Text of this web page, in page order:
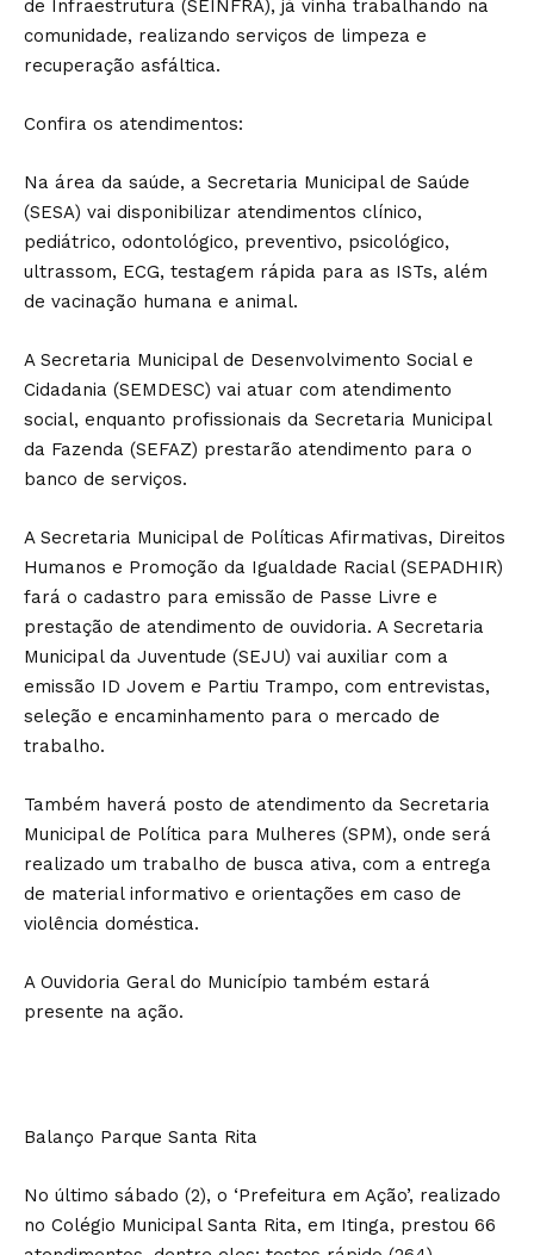
de Infraestrutura (SEINFRA), já vinha trabalhando na
comunidade, realizando serviços de limpeza e
recuperação asfáltica.
Confira os atendimentos:
Na área da saúde, a Secretaria Municipal de Saúde
(SESA) vai disponibilizar atendimentos clínico,
pediátrico, odontológico, preventivo, psicológico,
ultrassom, ECG, testagem rápida para as ISTs, além
de vacinação humana e animal.
A Secretaria Municipal de Desenvolvimento Social e
Cidadania (SEMDESC) vai atuar com atendimento
social, enquanto profissionais da Secretaria Municipal
da Fazenda (SEFAZ) prestarão atendimento para o
banco de serviços.
A Secretaria Municipal de Políticas Afirmativas, Direitos
Humanos e Promoção da Igualdade Racial (SEPADHIR)
fará o cadastro para emissão de Passe Livre e
prestação de atendimento de ouvidoria. A Secretaria
Municipal da Juventude (SEJU) vai auxiliar com a
emissão ID Jovem e Partiu Trampo, com entrevistas,
seleção e encaminhamento para o mercado de
trabalho.
Também haverá posto de atendimento da Secretaria
Municipal de Política para Mulheres (SPM), onde será
realizado um trabalho de busca ativa, com a entrega
de material informativo e orientações em caso de
violência doméstica.
A Ouvidoria Geral do Município também estará
presente na ação.
Balanço Parque Santa Rita
No último sábado (2), o ‘Prefeitura em Ação’, realizado
no Colégio Municipal Santa Rita, em Itinga, prestou 66